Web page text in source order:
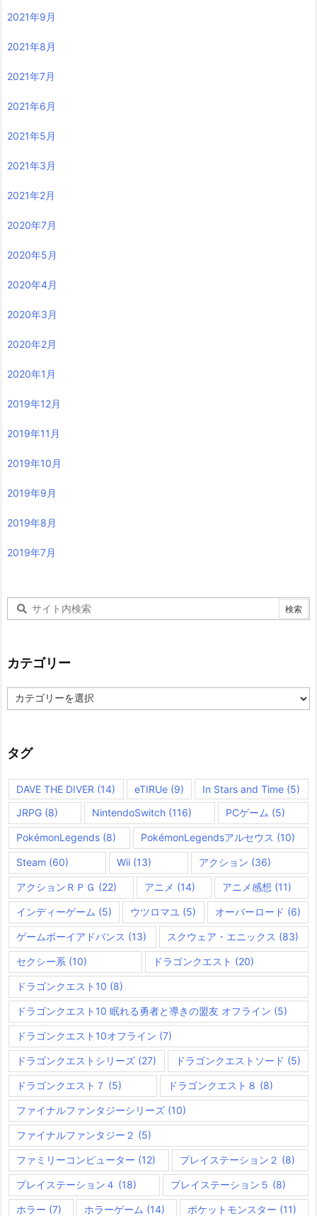
2021年9月
2021年8月
2021年7月
2021年6月
2021年5月
2021年3月
2021年2月
2020年7月
2020年5月
2020年4月
2020年3月
2020年2月
2020年1月
2019年12月
2019年11月
2019年10月
2019年9月
2019年8月
2019年7月
カテゴリー
テ
ー
タグ
DAVE THE DIVER (14) eTIRUe(9) In Stars and Time (5)
JRPG (8) NintendoSwitch (116) PCゲーム (5)
PokémonLegends (8) PokémonLegendsアルセウス (10)
Steam (60) Wii(13) アクション (36)
アクションＲＰＧ (22) アニメ (14) アニメ感想 (11)
インディーゲーム (5) ウツロマユ (5) オーバーロード (6)
ゲームボーイアドバンス (13) スクウェア・エニックス (83)
セクシー系 (10) ドラゴンクエスト (20)
ドラゴンクエスト10 (8)
ドラゴンクエスト10 眠れる勇者と導きの盟友 オフライン (5)
ドラゴンクエスト10オフライン (7)
ドラゴンクエストシリーズ (27) ドラゴンクエストソード (5)
ドラゴンクエスト７ (5) ドラゴンクエスト８ (8)
ファイナルファンタジーシリーズ (10)
ファイナルファンタジー２ (5)
ファミリーコンピューター (12) プレイステーション２ (8)
プレイステーション４ (18) プレイステーション５ (8)
ホラー (7) ホラーゲーム (14) ポケットモンスター (11)